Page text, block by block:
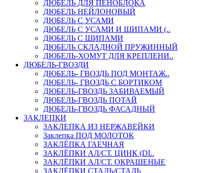
ДЮБЕЛЬ ДЛЯ ПЕНОБЛОКА
ДЮБЕЛЬ НЕЙЛОНОВЫЙ
ДЮБЕЛЬ С УСАМИ
ДЮБЕЛЬ С УСАМИ И ШИПАМИ (..
ДЮБЕЛЬ С ШИПАМИ
ДЮБЕЛЬ СКЛАДНОЙ ПРУЖИННЫЙ
ДЮБЕЛЬ-ХОМУТ ДЛЯ КРЕПЛЕНИ..
ДЮБЕЛЬ-ГВОЗДИ
ДЮБЕЛЬ- ГВОЗДЬ ПОД МОНТАЖ..
ДЮБЕЛЬ- ГВОЗДЬ С БОРТИКОМ
ДЮБЕЛЬ-ГВОЗДЬ ЗАБИВАЕМЫЙ
ДЮБЕЛЬ-ГВОЗДЬ ПОТАЙ
ДЮБЕЛЬ-ГВОЗДЬ ФАСАДНЫЙ
ЗАКЛЕПКИ
ЗАКЛЕПКА ИЗ НЕРЖАВЕЙКИ
Заклепка ПОД МОЛОТОК
ЗАКЛЁПКА ГАЕЧНАЯ
ЗАКЛЁПКИ АЛ/СТ. ЦИНК (DI..
ЗАКЛЁПКИ АЛ/СТ. ОКРАШЕНЫЕ
ЗАКЛЁПКИ СТАЛЬ/СТАЛЬ